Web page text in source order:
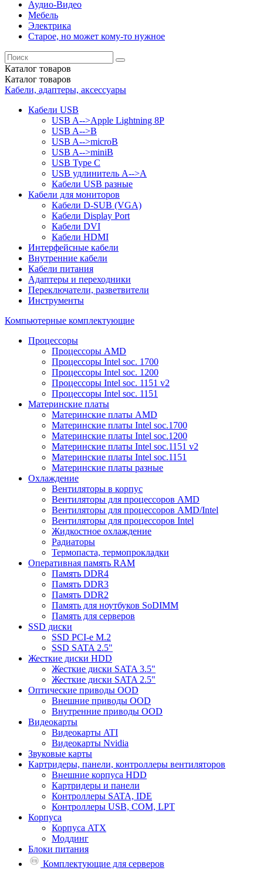
Аудио-Видео
Мебель
Электрика
Старое, но может кому-то нужное
Каталог товаров
Каталог товаров
Кабели, адаптеры, аксессуары
Кабели USB
USB A-->Apple Lightning 8P
USB A-->B
USB A-->microB
USB A-->miniB
USB Type C
USB удлинитель A-->A
Кабели USB разные
Кабели для мониторов
Кабели D-SUB (VGA)
Кабели Display Port
Кабели DVI
Кабели HDMI
Интерфейсные кабели
Внутренние кабели
Кабели питания
Адаптеры и переходники
Переключатели, разветвители
Инструменты
Компьютерные комплектующие
Процессоры
Процессоры AMD
Процессоры Intel soc. 1700
Процессоры Intel soc. 1200
Процессоры Intel soc. 1151 v2
Процессоры Intel soc. 1151
Материнские платы
Материнские платы AMD
Материнские платы Intel soc.1700
Материнские платы Intel soc.1200
Материнские платы Intel soc.1151 v2
Материнские платы Intel soc.1151
Материнские платы разные
Охлаждение
Вентиляторы в корпус
Вентиляторы для процессоров AMD
Вентиляторы для процессоров AMD/Intel
Вентиляторы для процессоров Intel
Жидкостное охлаждение
Радиаторы
Термопаста, термопрокладки
Оперативная память RAM
Память DDR4
Память DDR3
Память DDR2
Память для ноутбуков SoDIMM
Память для серверов
SSD диски
SSD PCI-e M.2
SSD SATA 2.5"
Жесткие диски HDD
Жесткие диски SATA 3.5"
Жесткие диски SATA 2.5"
Оптические приводы OOD
Внешние приводы OOD
Внутренние приводы OOD
Видеокарты
Видеокарты ATI
Видеокарты Nvidia
Звуковые карты
Картридеры, панели, контроллеры вентиляторов
Внешние корпуса HDD
Картридеры и панели
Контроллеры SATA, IDE
Контроллеры USB, COM, LPT
Корпуса
Корпуса ATX
Моддинг
Блоки питания
Комплектующие для серверов